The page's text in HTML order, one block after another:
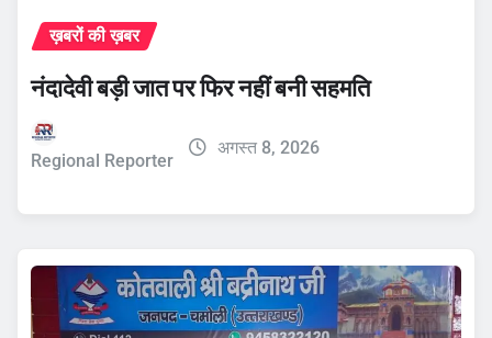
ख़बरों की ख़बर
नंदादेवी बड़ी जात पर फिर नहीं बनी सहमति
Regional Reporter
अगस्त 8, 2026